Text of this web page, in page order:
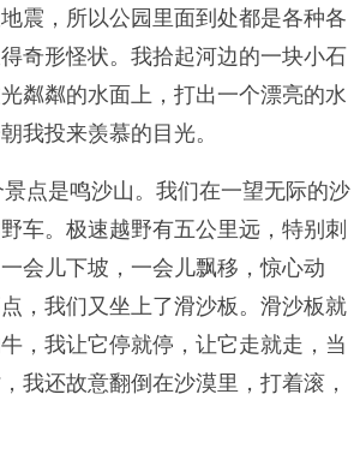
震，所以公园里面到处都是各种各
奇形怪状。我拾起河边的一块小石
粼粼的水面上，打出一个漂亮的水
我投来羡慕的目光。
点是鸣沙山。我们在一望无际的沙
车。极速越野有五公里远，特别刺
会儿下坡，一会儿飘移，惊心动
，我们又坐上了滑沙板。滑沙板就
，我让它停就停，让它走就走，当
我还故意翻倒在沙漠里，打着滚，